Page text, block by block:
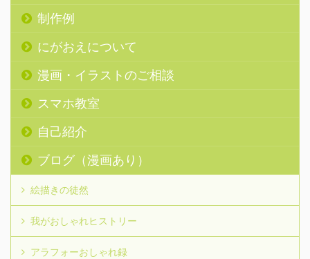
制作例
にがおえについて
漫画・イラストのご相談
スマホ教室
自己紹介
ブログ（漫画あり）
絵描きの徒然
我がおしゃれヒストリー
アラフォーおしゃれ録